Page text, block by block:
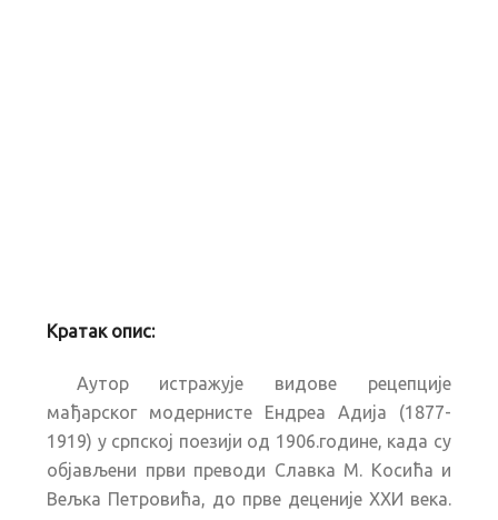
Кратак опис:
Аутор истражује видове рецепције
мађарског модернисте Ендреа Адија (1877-
1919) у српској поезији од 1906.године, када су
објављени први преводи Славка М. Косића и
Вељка Петровића, до прве деценије ХХИ века.